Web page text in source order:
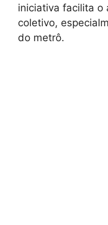
iniciativa facilita o
coletivo,
do metrô.